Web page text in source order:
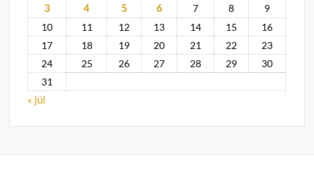
3
4 5 6 7 8
9
10
11 12 13 14 15
16
17
18 19 20 21 22
23
24
25 26 27 28 29
30
31
« júl